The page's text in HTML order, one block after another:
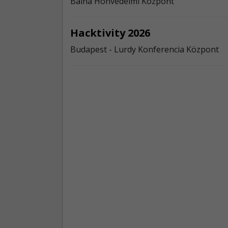
Hacktivity 2026
Budapest - Lurdy Konferencia Központ